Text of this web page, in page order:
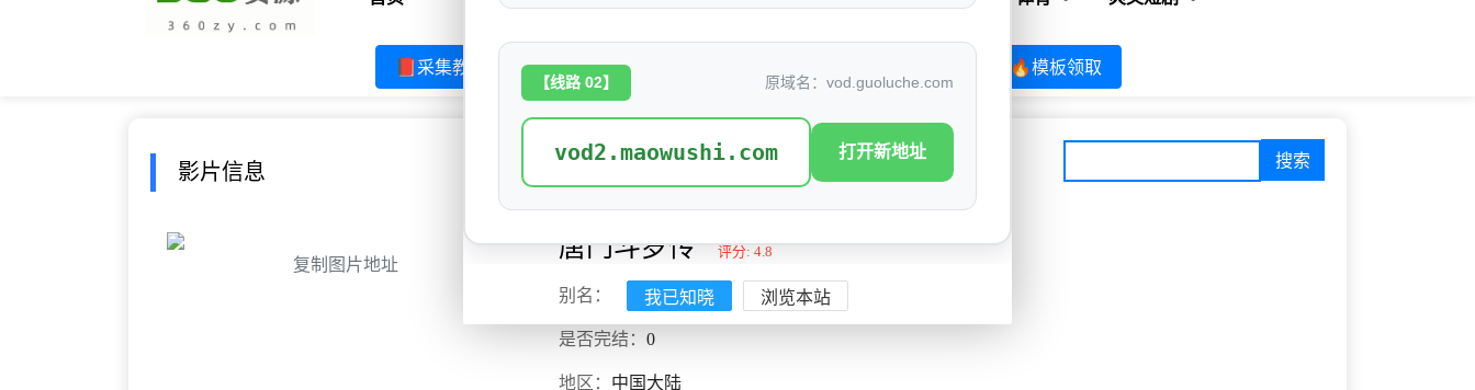
📕采集教程 🗨求片必应 🔥模板领取
影片信息
复制图片地址
唐门斗罗传 评分: 4.8
别名：
是否完结： 0
地区： 中国大陆
【线路 02】 原域名：vod.guoluche.com
vod2.maowushi.com 打开新地址
我已知晓 浏览本站